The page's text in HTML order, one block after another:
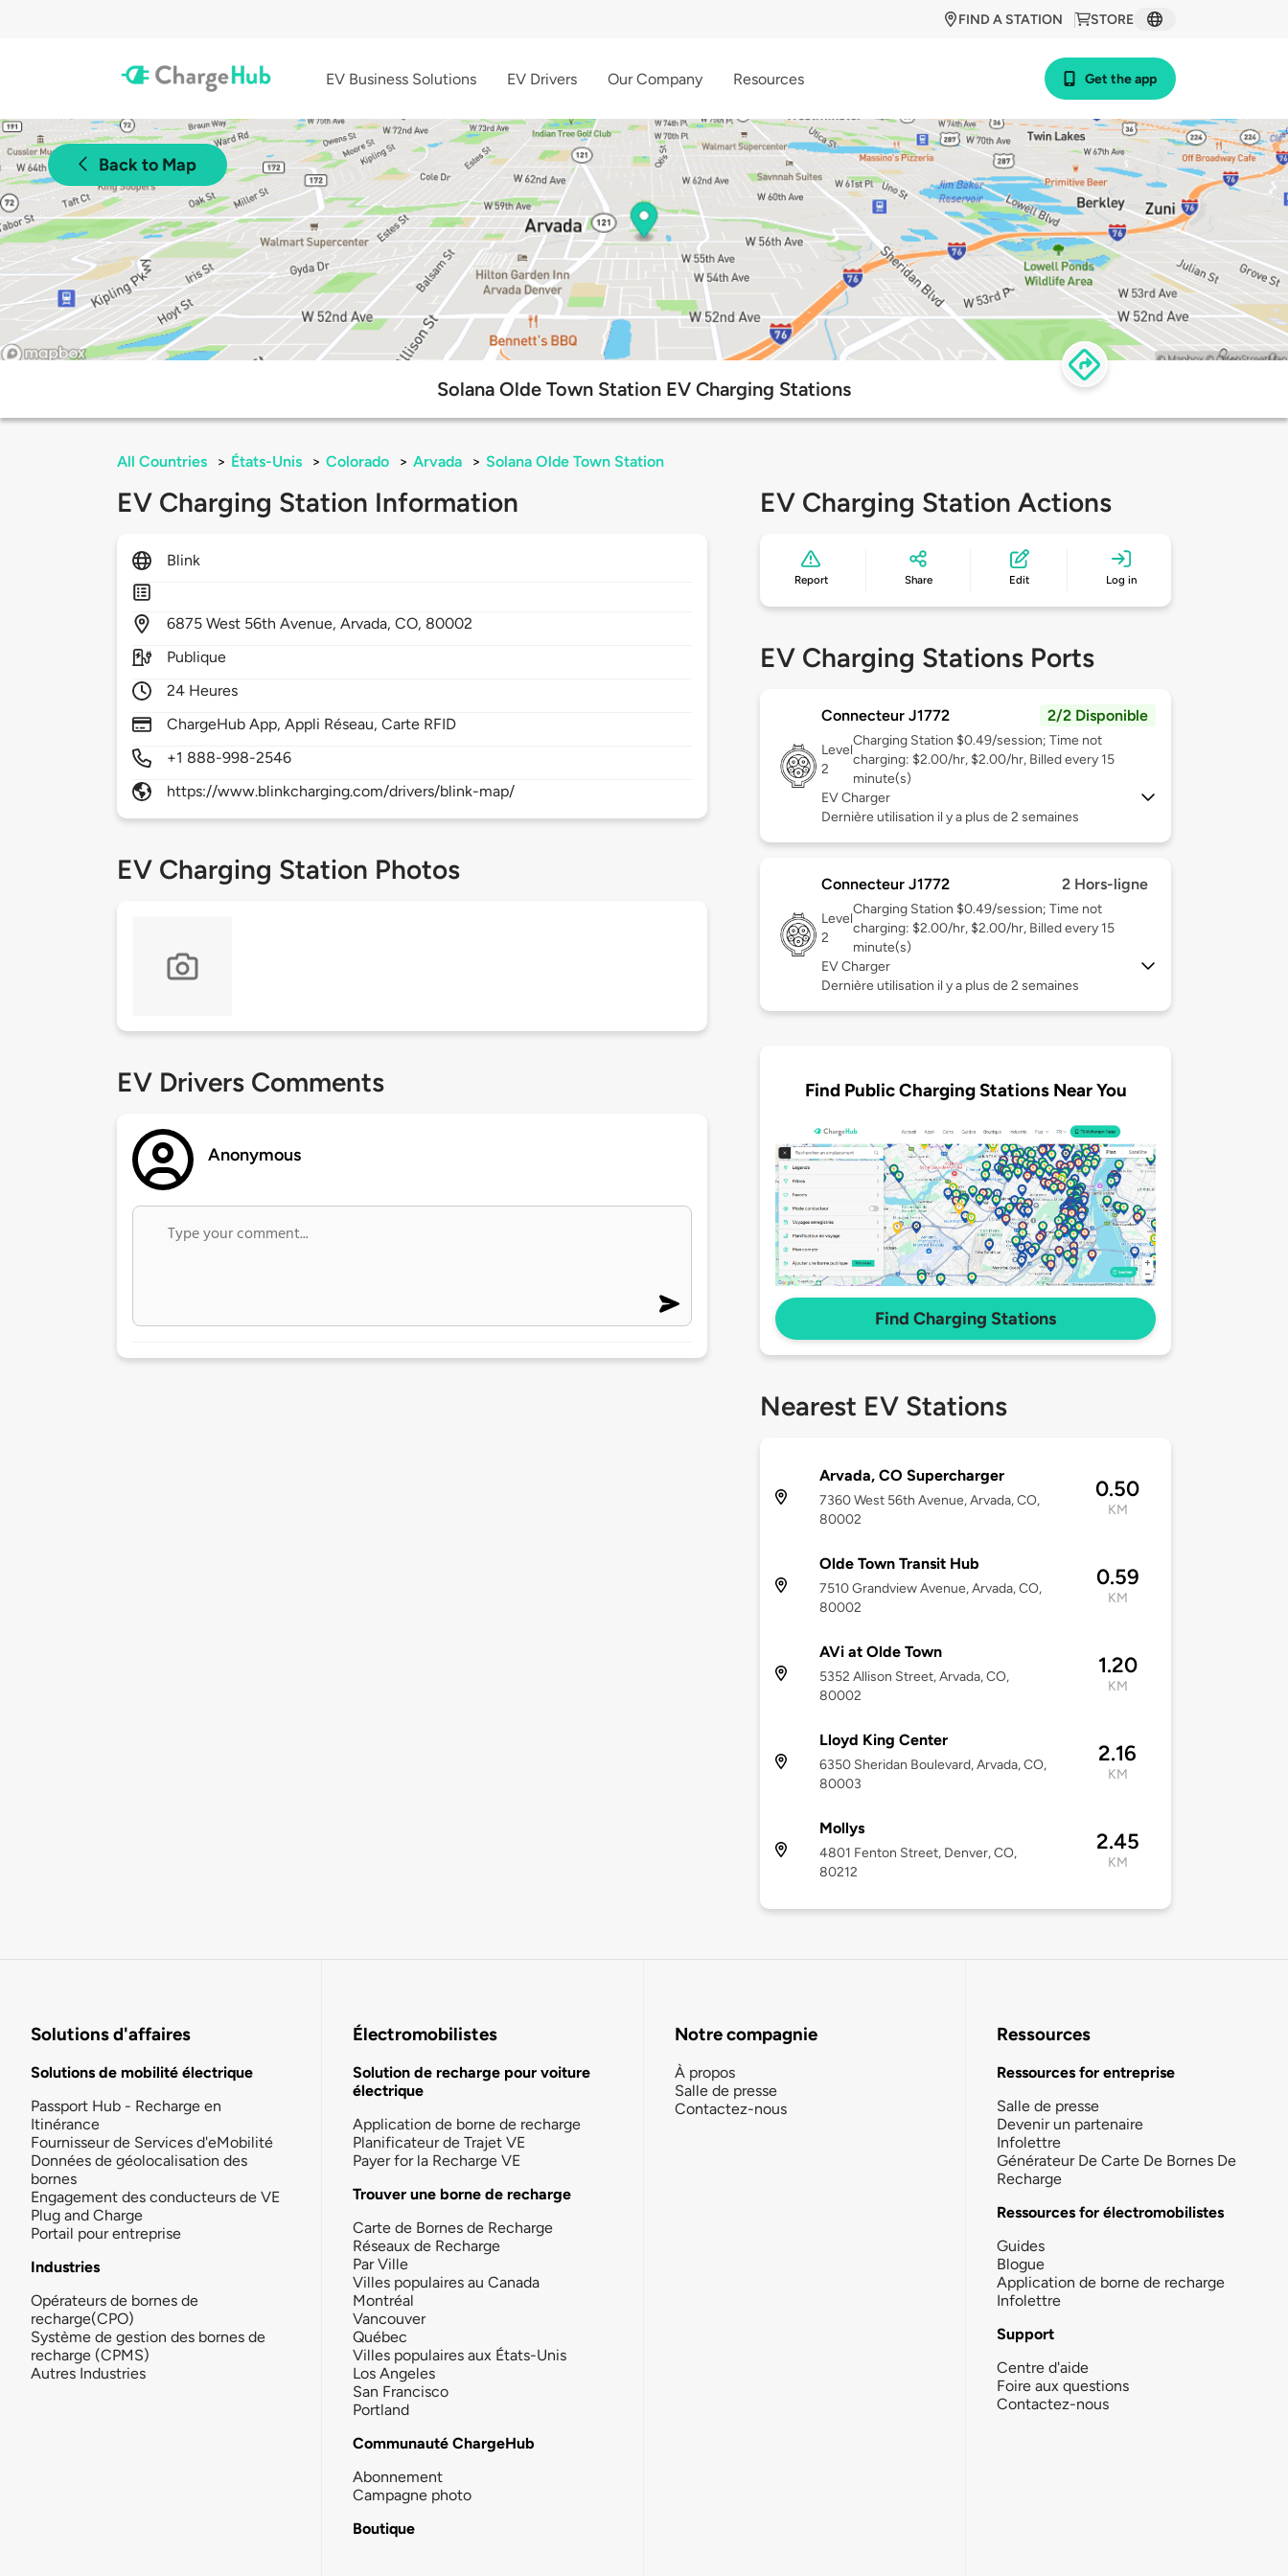
STORE
FIND A STATION
EV Business Solutions EV Drivers Our Company Resources Get the app
Back to Map
Solana Olde Town Station EV Charging Stations
All Countries > États-Unis > Colorado > Arvada > Solana Olde Town Station
EV Charging Station Information
Blink
6875West 56th Avenue,Arvada,CO, 80002
Publique
24 Heures
ChargeHub App, Appli Réseau, Carte RFID
+1 888-998-2546
https://www.blinkcharging.com/drivers/blink-map/
EV Charging Station Photos
EV Drivers Comments
Anonymous
EV Charging Station Actions
Report Share Edit Log in
EV Charging Stations Ports
Connecteur J1772 2/2 Disponible
Level
2
Charging Station $0.49/session; Time not
charging: $2.00/hr, $2.00/hr, Billed every 15
minute(s)
EV Charger
Dernière utilisation il y a plus de 2 semaines
Connecteur J1772 2 Hors-ligne
Level
2
Charging Station $0.49/session; Time not
charging: $2.00/hr, $2.00/hr, Billed every 15
minute(s)
EV Charger
Dernière utilisation il y a plus de 2 semaines
Find Public Charging Stations Near You
Find Charging Stations
Nearest EV Stations
Arvada, CO Supercharger
7360 West 56th Avenue, Arvada, CO,
80002
0.50
KM
Olde Town Transit Hub
7510 Grandview Avenue, Arvada, CO,
80002
0.59
KM
AVi at Olde Town
5352 Allison Street, Arvada, CO,
80002
1.20
KM
Lloyd King Center
6350 Sheridan Boulevard, Arvada, CO,
80003
2.16
KM
Mollys
4801 Fenton Street, Denver, CO,
80212
2.45
KM
Solutions d'affaires
Solutions de mobilité électrique
Passport Hub - Recharge en
Itinérance
Fournisseur de Services d'eMobilité
Données de géolocalisation des
bornes
Engagement des conducteurs de VE
Plug and Charge
Portail pour entreprise
Industries
Opérateurs de bornes de
recharge(CPO)
Système de gestion des bornes de
recharge (CPMS)
Autres Industries
Électromobilistes
Solution de recharge pour voiture
électrique
Application de borne de recharge
Planificateur de Trajet VE
Payer for la Recharge VE
Trouver une borne de recharge
Carte de Bornes de Recharge
Réseaux de Recharge
Par Ville
Villes populaires au Canada
Montréal
Vancouver
Québec
Villes populaires aux États-Unis
Los Angeles
San Francisco
Portland
Communauté ChargeHub
Abonnement
Campagne photo
Boutique
Notre compagnie
À propos
Salle de presse
Contactez-nous
Ressources
Ressources for entreprise
Salle de presse
Devenir un partenaire
Infolettre
Générateur De Carte De Bornes De
Recharge
Ressources for électromobilistes
Guides
Blogue
Application de borne de recharge
Infolettre
Support
Centre d'aide
Foire aux questions
Contactez-nous